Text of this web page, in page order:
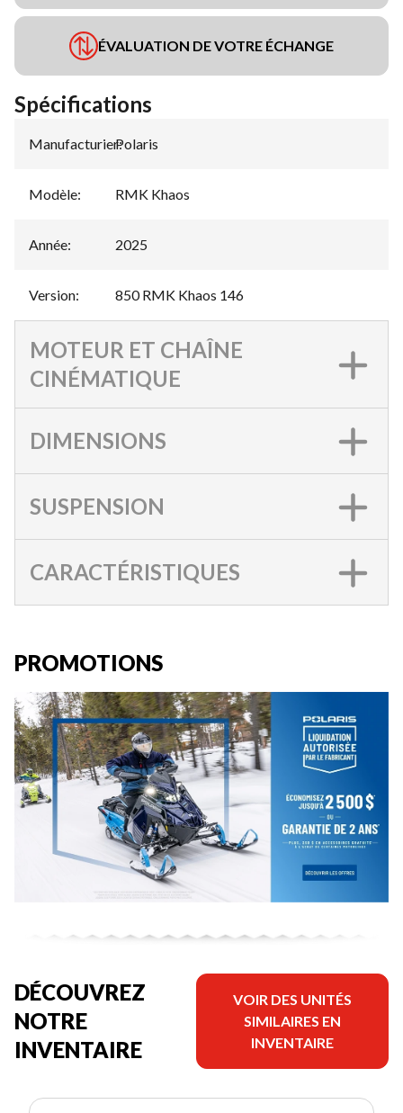
ÉVALUATION DE VOTRE ÉCHANGE
Spécifications
Manufacturier:
Polaris
Modèle: RMK Khaos
Année: 2025
Version: 850 RMK Khaos 146
MOTEUR ET CHAÎNE
CINÉMATIQUE
DIMENSIONS
SUSPENSION
CARACTÉRISTIQUES
PROMOTIONS
DÉCOUVREZ
NOTRE
INVENTAIRE
VOIR DES UNITÉS
SIMILAIRES EN
INVENTAIRE